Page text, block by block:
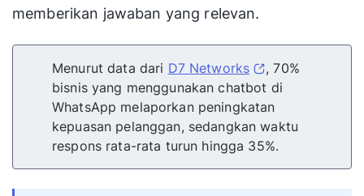
memberikan jawaban yang relevan.
Menurut data dari D7 Networks
, 70%
bisnis yang menggunakan chatbot di
WhatsApp melaporkan peningkatan
kepuasan pelanggan, sedangkan waktu
respons rata-rata turun hingga 35%.